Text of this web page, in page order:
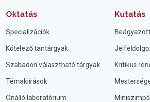
Oktatás
Specializációk
Kötelező tantárgyak
Szabadon választható tárgyak
Témakiírások
Önálló laboratórium
Kutatás
Kritikus